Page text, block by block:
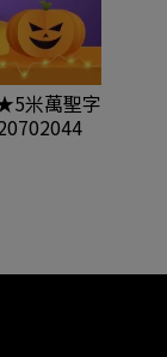
米萬聖字